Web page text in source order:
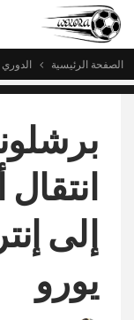
الصفحة الرئيسية
إلى
يورو